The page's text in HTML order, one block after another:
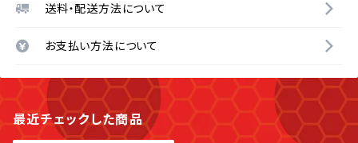
送料・配送方法について
お支払い方法について
最近チェックした商品